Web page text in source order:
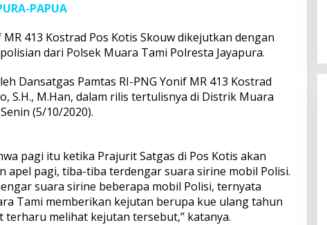
PAPUA
MR 413 Kostrad Pos Kotis Skouw dikejutkan dengan
dari Polsek Muara Tami Polresta Jayapura.
Dansatgas Pamtas RI-PNG Yonif MR 413 Kostrad
S.H., M.Han, dalam rilis tertulisnya di Distrik Muara
(5/10/2020).
pagi itu ketika Prajurit Satgas di Pos Kotis akan
apel pagi, tiba-tiba terdengar suara sirine mobil Polisi.
suara sirine beberapa mobil Polisi, ternyata
Tami memberikan kejutan berupa kue ulang tahun
terharu melihat kejutan tersebut,” katanya.